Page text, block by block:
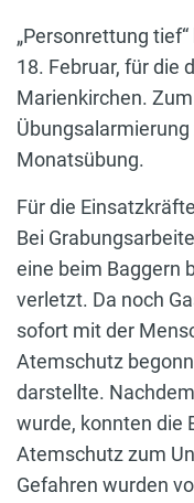
„Personrettung
18. Februar, für die
Marienkirchen.
Monatsübung.
Für die
Bei
eine beim Baggern
verletzt. Da noch
sofort mit der
Atemschutz
darstellte.
wurde, konnten die
Atemschutz zum
Gefahren wurden